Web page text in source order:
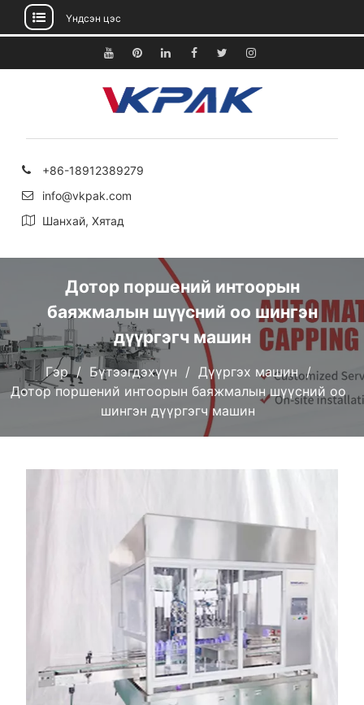
руу
Үндсэн цэс
YoutubePinterestLinkedinFacebook
TwitterInstagram
+86-18912389279
info@vkpak.com
Шанхай, Хятад
Дотор поршений интоорын
баяжмалын шүүсний оо шингэн
дүүргэгч машин
Гэр Бүтээгдэхүүн
Дүүргэх машин
Дотор поршений интоорын баяжмалын шүүсний оо
шингэн дүүргэгч машин